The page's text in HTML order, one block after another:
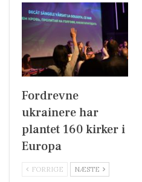
Fordrevne
ukrainere har
plantet 160 kirker i
Europa
FORRIGE NÆSTE